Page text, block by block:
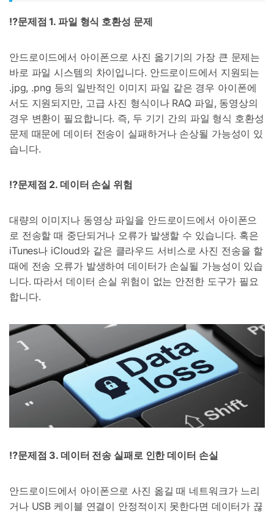
⁉️문제점1. 파일 형식 호환성 문제
안드로이드에서 아이폰으로 사진 옮기기의 가장 큰 문제는
바로 파일 시스템의 차이입니다. 안드로이드에서 지원되는
.jpg, .png 등의 일반적인 이미지 파일 같은 경우 아이폰에
서도 지원되지만, 고급 사진 형식이나 RAQ 파일, 동영상의
경우 변환이 필요합니다. 즉, 두 기기 간의 파일 형식 호환성
문제 때문에 데이터 전송이 실패하거나 손상될 가능성이 있
습니다.
⁉️문제점 2. 데이터 손실 위험
대량의 이미지나 동영상 파일을 안드로이드에서 아이폰으
로 전송할 때 중단되거나 오류가 발생할 수 있습니다. 혹은
iTunes나 iCloud와 같은 클라우드 서비스로 사진 전송을 할
때에 전송 오류가 발생하여 데이터가 손실될 가능성이 있습
니다. 따라서 데이터 손실 위험이 없는 안전한 도구가 필요
합니다.
⁉️문제점 3. 데이터 전송 실패로 인한 데이터 손실
안드로이드에서 아이폰으로 사진 옮길 때 네트워크가 느리
거나 USB 케이블 연결이 안정적이지 못한다면 데이터가 끊